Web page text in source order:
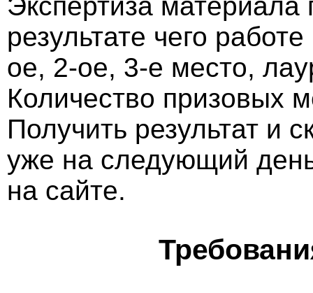
результате чего
ое, 2-ое, 3-е место,
Количество призовых
Получить результат и
уже на следующий
на сайте.